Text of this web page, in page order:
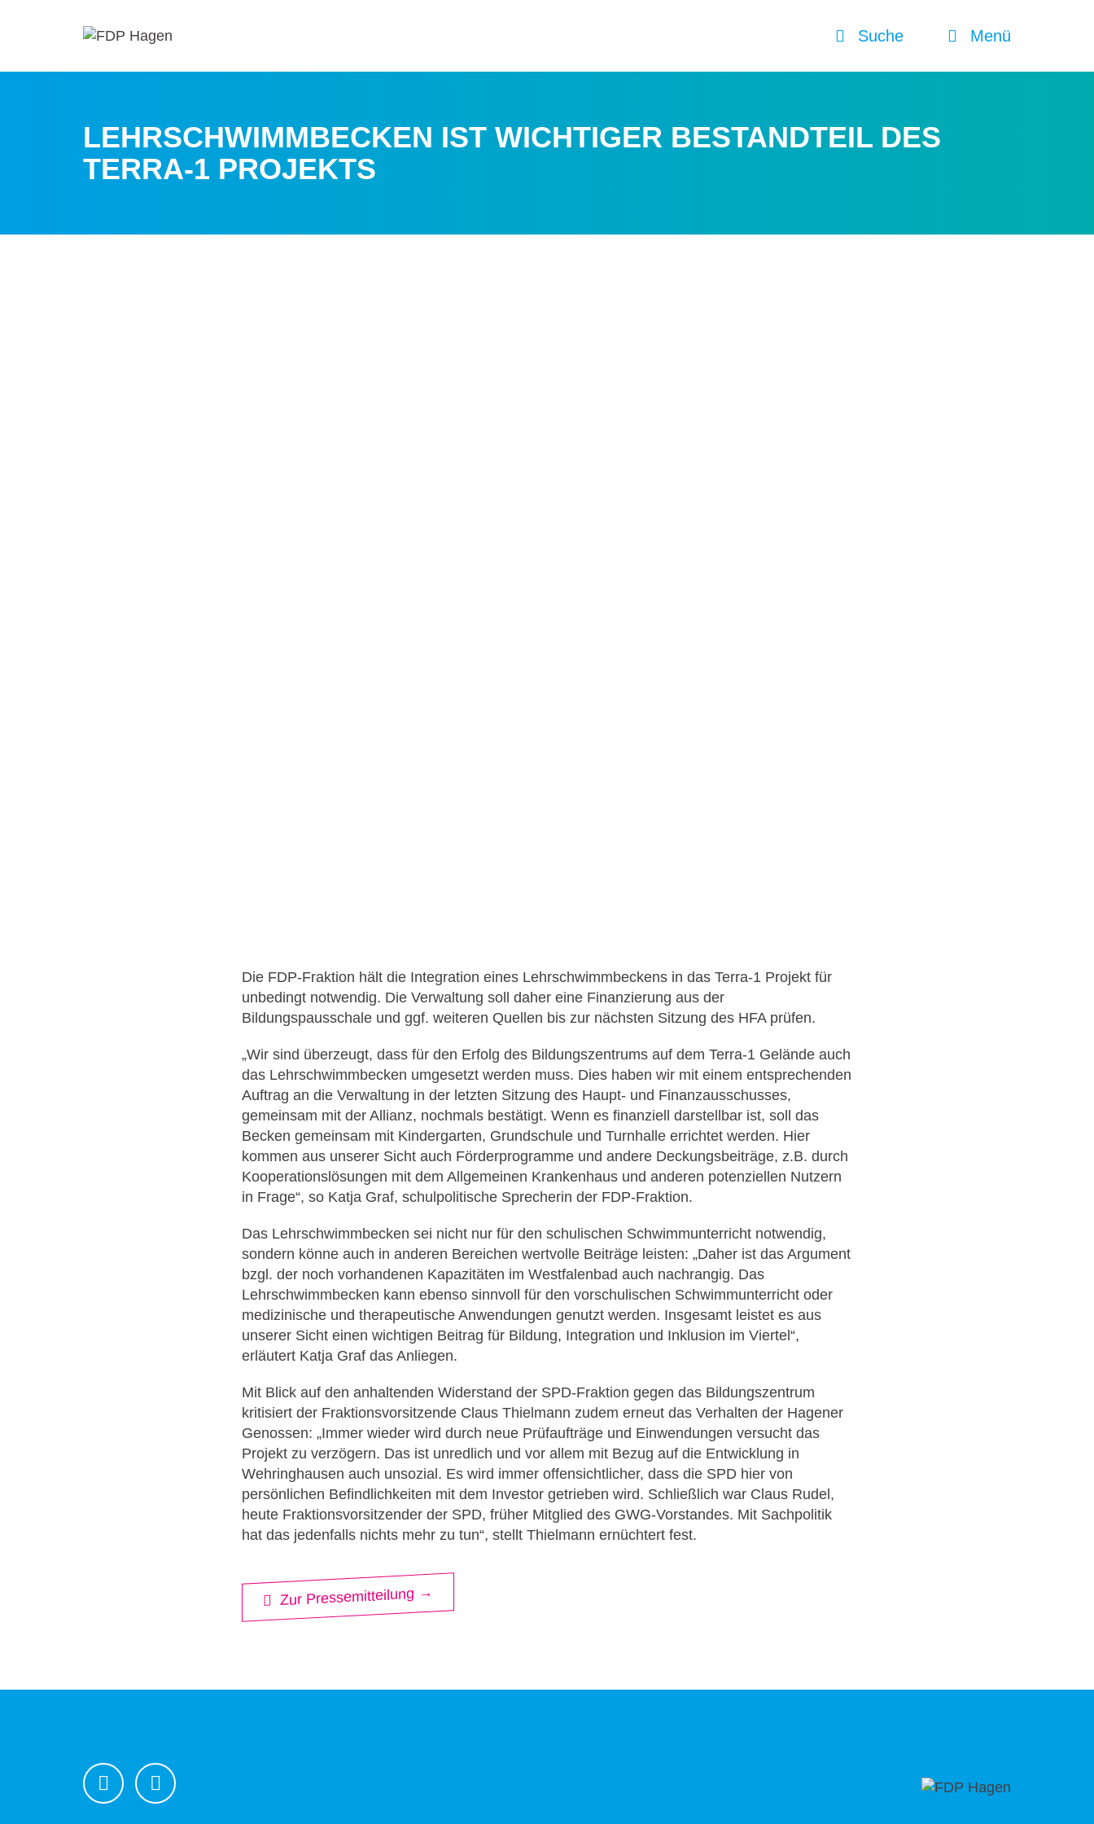
Suche Menü
LEHRSCHWIMMBECKEN IST WICHTIGER BESTANDTEIL DES
TERRA-1 PROJEKTS
Die FDP-Fraktion hält die Integration eines Lehrschwimmbeckens in das Terra-1 Projekt für
unbedingt notwendig. Die Verwaltung soll daher eine Finanzierung aus der
Bildungspausschale und ggf. weiteren Quellen bis zur nächsten Sitzung des HFA prüfen.
„Wir sind überzeugt, dass für den Erfolg des Bildungszentrums auf dem Terra-1 Gelände auch
das Lehrschwimmbecken umgesetzt werden muss. Dies haben wir mit einem entsprechenden
Auftrag an die Verwaltung in der letzten Sitzung des Haupt- und Finanzausschusses,
gemeinsam mit der Allianz, nochmals bestätigt. Wenn es finanziell darstellbar ist, soll das
Becken gemeinsam mit Kindergarten, Grundschule und Turnhalle errichtet werden. Hier
kommen aus unserer Sicht auch Förderprogramme und andere Deckungsbeiträge, z.B. durch
Kooperationslösungen mit dem Allgemeinen Krankenhaus und anderen potenziellen Nutzern
in Frage“, so Katja Graf, schulpolitische Sprecherin der FDP-Fraktion.
Das Lehrschwimmbecken sei nicht nur für den schulischen Schwimmunterricht notwendig,
sondern könne auch in anderen Bereichen wertvolle Beiträge leisten: „Daher ist das Argument
bzgl. der noch vorhandenen Kapazitäten im Westfalenbad auch nachrangig. Das
Lehrschwimmbecken kann ebenso sinnvoll für den vorschulischen Schwimmunterricht oder
medizinische und therapeutische Anwendungen genutzt werden. Insgesamt leistet es aus
unserer Sicht einen wichtigen Beitrag für Bildung, Integration und Inklusion im Viertel“,
erläutert Katja Graf das Anliegen.
Mit Blick auf den anhaltenden Widerstand der SPD-Fraktion gegen das Bildungszentrum
kritisiert der Fraktionsvorsitzende Claus Thielmann zudem erneut das Verhalten der Hagener
Genossen: „Immer wieder wird durch neue Prüfaufträge und Einwendungen versucht das
Projekt zu verzögern. Das ist unredlich und vor allem mit Bezug auf die Entwicklung in
Wehringhausen auch unsozial. Es wird immer offensichtlicher, dass die SPD hier von
persönlichen Befindlichkeiten mit dem Investor getrieben wird. Schließlich war Claus Rudel,
heute Fraktionsvorsitzender der SPD, früher Mitglied des GWG-Vorstandes. Mit Sachpolitik
hat das jedenfalls nichts mehr zu tun“, stellt Thielmann ernüchtert fest.
Zur Pressemitteilung →